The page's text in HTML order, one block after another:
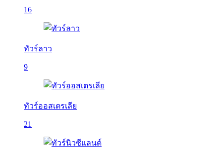
16
ทัวร์ลาว
9
ทัวร์ออสเตรเลีย
21